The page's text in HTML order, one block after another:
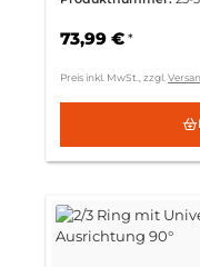
73,99 € *
Preis inkl. MwSt., zzgl.